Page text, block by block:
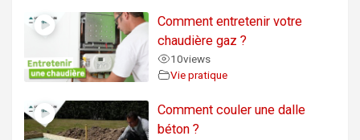
Comment entretenir votre
chaudière gaz ?
10views
Vie pratique
Comment couler une dalle
béton ?